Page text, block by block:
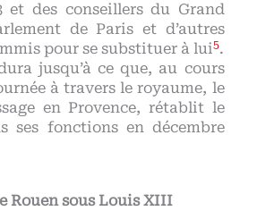
et des conseillers du Grand
de Paris et d’autres
pour se substituer à lui5.
jusqu’à ce que, au cours
à travers le royaume, le
en Provence, rétablit le
ses fonctions en décembre
Rouen sous Louis XIII